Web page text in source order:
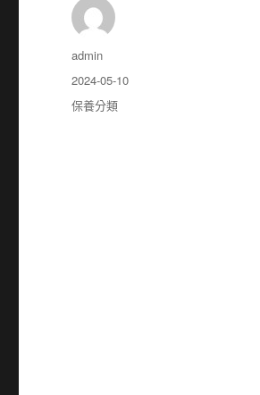
作
者
admin
發
佈
日
2024-05-10
分
保養分類